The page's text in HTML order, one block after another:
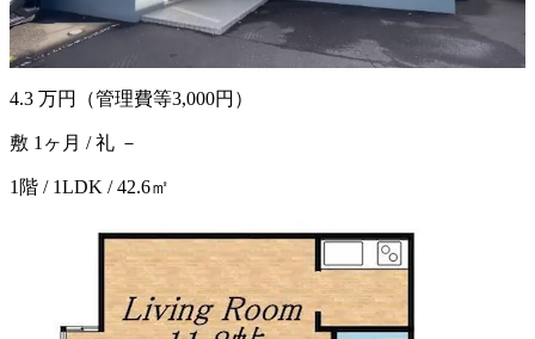
4.3 万円 （管理費等3,000円）
敷 1ヶ月 / 礼 －
1階 / 1LDK / 42.6㎡